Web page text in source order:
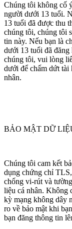
Chúng tôi không cố
người dưới 13 tuổi.
13 tuổi đã được thu
chúng tôi, chúng tôi
tin này. Nếu bạn là
dưới 13 tuổi đã đăng
chúng tôi, vui lòng
dưới để chấm dứt tài
nhân.
BẢO MẬT DỮ
Chúng tôi cam kết
dụng chứng chỉ
chống vi-rút và
liệu cá nhân. Không
kỳ mạng không dây
ro về bảo mật khi
bạn đăng thông tin